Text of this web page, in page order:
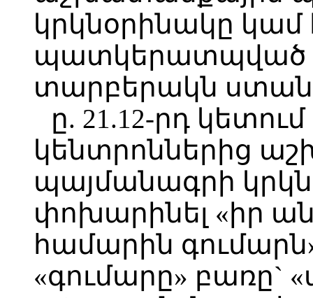
կրկնօրինակը կամ
պատկերատպված
տարբերակն
ը. 21.12-րդ
կենտրոններից
պայմանագրի
փոխարինել «իր
համարին
«գումարը» բառը`